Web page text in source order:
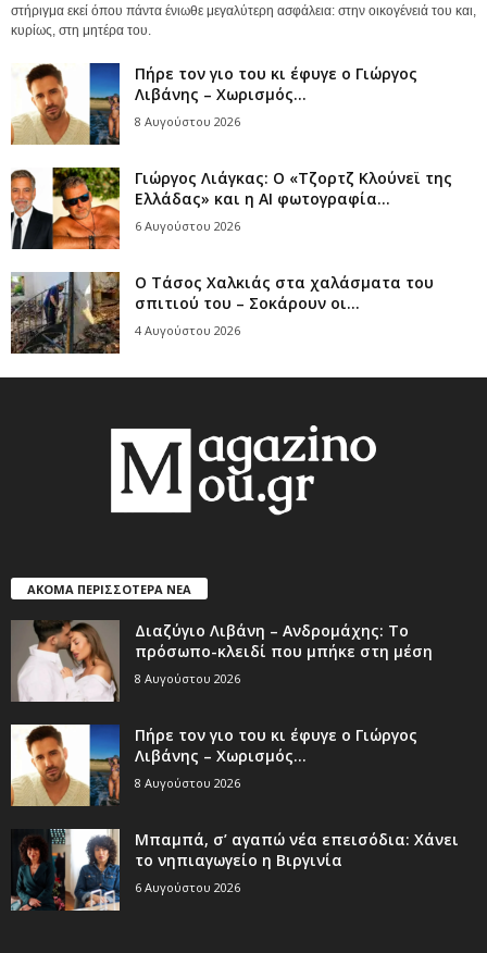
στήριγμα εκεί όπου πάντα ένιωθε μεγαλύτερη ασφάλεια: στην οικογένειά του και,
κυρίως, στη μητέρα του.
Πήρε τον γιο του κι έφυγε ο Γιώργος
Λιβάνης – Χωρισμός...
8 Αυγούστου 2026
Γιώργος Λιάγκας: Ο «Τζορτζ Κλούνεϊ της
Ελλάδας» και η AI φωτογραφία...
6 Αυγούστου 2026
Ο Τάσος Χαλκιάς στα χαλάσματα του
σπιτιού του – Σοκάρουν οι...
4 Αυγούστου 2026
ΑΚΟΜΑ ΠΕΡΙΣΣΟΤΕΡΑ ΝΕΑ
Διαζύγιο Λιβάνη – Ανδρομάχης: Το
πρόσωπο-κλειδί που μπήκε στη μέση
8 Αυγούστου 2026
Πήρε τον γιο του κι έφυγε ο Γιώργος
Λιβάνης – Χωρισμός...
8 Αυγούστου 2026
Μπαμπά, σ’ αγαπώ νέα επεισόδια: Χάνει
το νηπιαγωγείο η Βιργινία
6 Αυγούστου 2026